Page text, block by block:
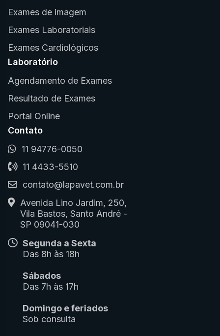
Exames de imagem
Exames Laboratoriais
Exames Cardiológicos
Laboratório
Agendamento de Exames
Resultado de Exames
Portal Online
Contato
11 94776-0050
11 4433-5510
contato@lapavet.com.br
Avenida Lino Jardim, 250,
Vila Bastos, Santo André -
SP 09041-030
Segunda a Sexta
Das 8h às 18h
Sábados
Das 7h às 17h
Domingo e feriados
Sob consulta